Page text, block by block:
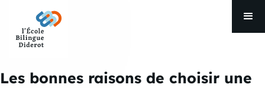
Les bonnes raisons de choisir une